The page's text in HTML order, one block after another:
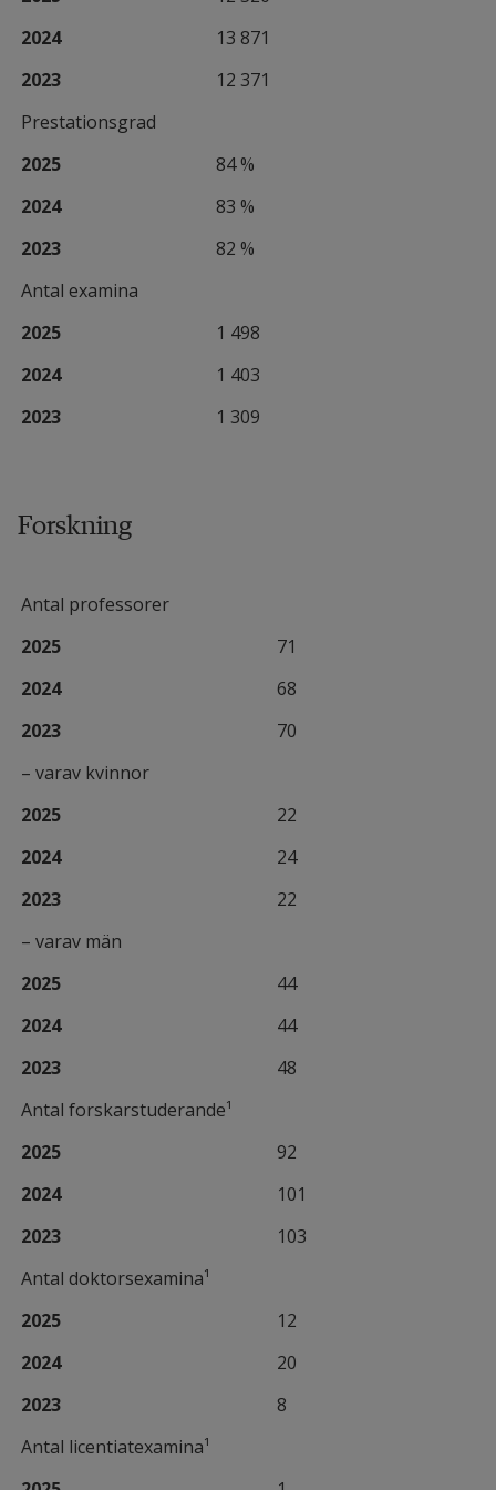
2024
13 871
2023
12 371
Prestationsgrad
2025
84 %
2024
83 %
2023
82 %
Antal examina
2025
1 498
2024
1 403
2023
1 309
Forskning
Antal professorer
2025
71
2024
68
2023
70
– varav kvinnor
2025
22
2024
24
2023
22
– varav män
2025
44
2024
44
2023
48
Antal forskarstuderande¹
2025
92
2024
101
2023
103
Antal doktorsexamina¹
2025
12
2024
20
2023
8
Antal licentiatexamina¹